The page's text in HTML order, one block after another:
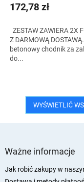
172,78 zł
ZESTAW ZAWIERA 2X
Z DARMOWĄ
betonowy chodnik za
do...
WYŚWIETLIĆ
Ważne informacje
Jak robić zakupy w